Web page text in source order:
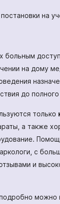
на
больным
на дому
до
только
а также
с
и
можно